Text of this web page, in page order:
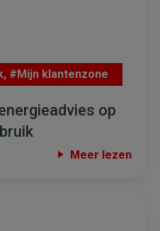
, #Mijn klantenzone
op
Meer lezen